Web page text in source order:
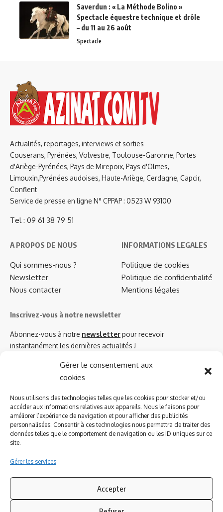
Gérer le consentement aux
cookies
Nous utilisons des technologies telles que les cookies pour stocker et/ou
accéder aux informations relatives aux appareils. Nous le faisons pour
améliorer l’expérience de navigation et pour afficher des publicités
personnalisées. Consentir à ces technologies nous permettra de traiter des
données telles que le comportement de navigation ou les ID uniques sur ce
site.
Gérer les services
Accepter
Saverdun : « La Méthode Bolino »
Spectacle équestre technique et drôle
– du 11 au 26 août
Spectacle
Actualités, reportages, interviews et sorties
Couserans, Pyrénées, Volvestre, Toulouse-Garonne, Portes
d'Ariège-Pyrénées, Pays de Mirepoix, Pays d'Olmes,
Limouxin,Pyrénées audoises, Haute-Ariège, Cerdagne, Capcir,
Conflent
Service de presse en ligne N° CPPAP : 0523 W 93100
Tel : 09 61 38 79 51
A PROPOS DE NOUS
Qui sommes-nous ?
Newsletter
Nous contacter
INFORMATIONS LEGALES
Politique de cookies
Politique de confidentialité
Mentions légales
Inscrivez-vous à notre newsletter
Abonnez-vous à notre newsletterpour recevoir
instantanément les dernières actualités !
Azinat.com TV soutient